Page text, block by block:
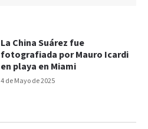
4 de Mayo de 2025
La China Suárez fue
fotografiada por Mauro Icardi
en playa en Miami